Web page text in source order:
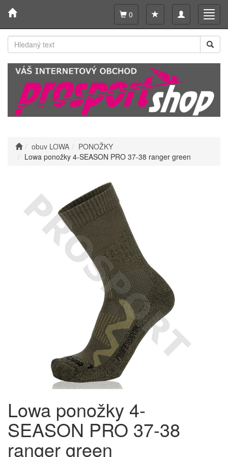
Toggle
navigation
0
obuv LOWA
PONOŽKY
Lowa ponožky 4-SEASON PRO 37-38 ranger green
Lowa ponožky 4-
SEASON PRO 37-38
ranger green